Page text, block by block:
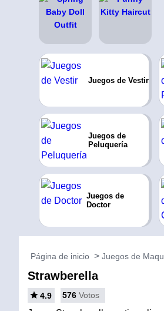
Juegos de Vestir
Juegos de
Peluquería
Juegos de
Doctor
Página de inicio Juegos de
Strawberella
4.9 576 Votos